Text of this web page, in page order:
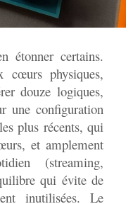
étonner certains.
cœurs physiques,
douze logiques,
une configuration
plus récents, qui
et amplement
(streaming,
qui évite de
inutilisées. Le